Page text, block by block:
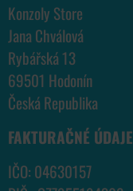
Konzoly Store
Jana Chválová
Rybářská 13
69501 Hodonín
Česká Republika
FAKTURAČNÉ ÚDAJE
IČO: 04630157